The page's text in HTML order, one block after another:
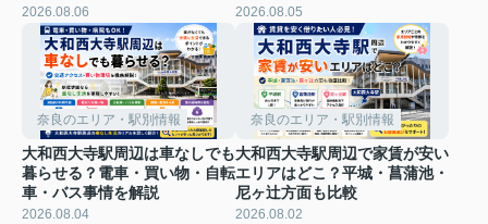
2026.08.06 2026.08.05
奈良のエリア・駅別情報
大和西大寺駅周辺は車なしでも
暮らせる？電車・買い物・自転
車・バス事情を解説
2026.08.04
奈良のエリア・駅別情報
大和西大寺駅周辺で家賃が安い
エリアはどこ？平城・菖蒲池・
尼ヶ辻方面も比較
2026.08.02